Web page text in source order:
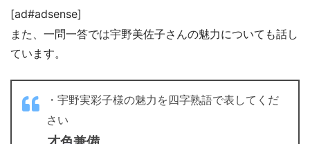
[ad#adsense]
また、一問一答では宇野美佐子さんの魅力についても話し
ています。
・宇野実彩子様の魅力を四字熟語で表してくだ
さい